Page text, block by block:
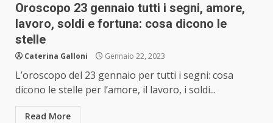
Oroscopo 23 gennaio tutti i segni, amore,
lavoro, soldi e fortuna: cosa dicono le
stelle
Caterina Galloni Gennaio 22, 2023
L’oroscopo del 23 gennaio per tutti i segni: cosa
dicono le stelle per l’amore, il lavoro, i soldi...
Read More